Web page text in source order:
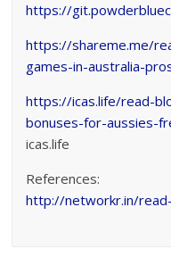
https://
https://shareme.me/
games-in-australia-
https://icas.life/read-
bonuses-for-aussies-
icas.life
References:
http://networkr.in/